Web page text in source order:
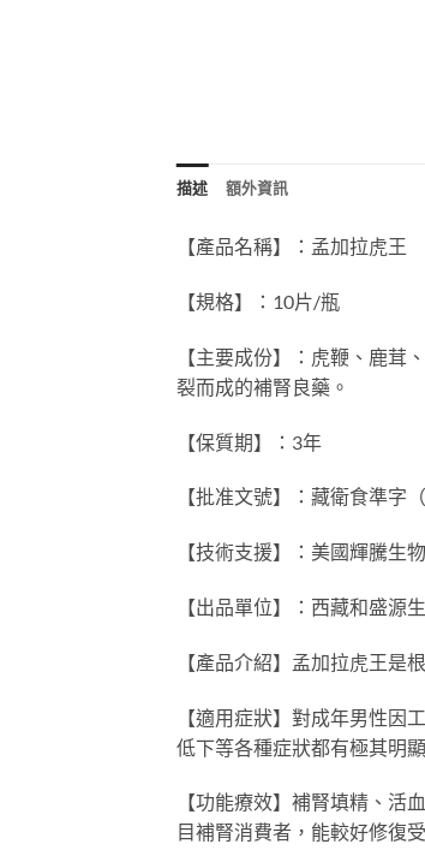
描述 額外資訊
【產品名稱】：孟加拉虎王
【規格】：10片/瓶
【主要成份】：虎鞭、鹿茸
裂而成的補腎良藥。
【保質期】：3年
【批准文號】：藏衛食準字
【技術支援】：美國輝騰生
【出品單位】：西藏和盛源
【產品介紹】孟加拉虎王是
【適用症狀】對成年男性因
低下等各種症狀都有極其明
【功能療效】補腎填精、
目補腎消費者，能較好修復